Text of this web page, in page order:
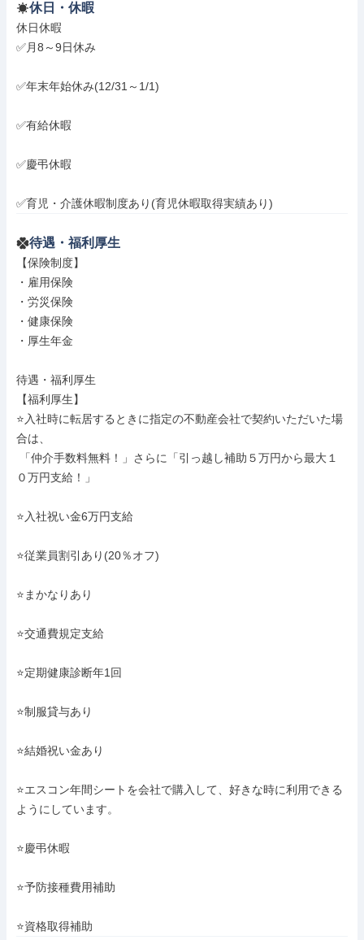
休日・休暇
休日休暇
✅月8～9日休み
✅年末年始休み(12/31～1/1)
✅有給休暇
✅慶弔休暇
✅育児・介護休暇制度あり(育児休暇取得実績あり)
待遇・福利厚生
【保険制度】
・雇用保険
・労災保険
・健康保険
・厚生年金
待遇・福利厚生
【福利厚生】
⭐入社時に転居するときに指定の不動産会社で契約いただいた場
合は、
０万円支給！」
⭐入社祝い金6万円支給
⭐従業員割引あり(20％オフ)
⭐まかなりあり
⭐交通費規定支給
⭐定期健康診断年1回
⭐制服貸与あり
⭐結婚祝い金あり
⭐エスコン年間シートを会社で購入して、好きな時に利用できる
ようにしています。
⭐慶弔休暇
⭐予防接種費用補助
⭐資格取得補助